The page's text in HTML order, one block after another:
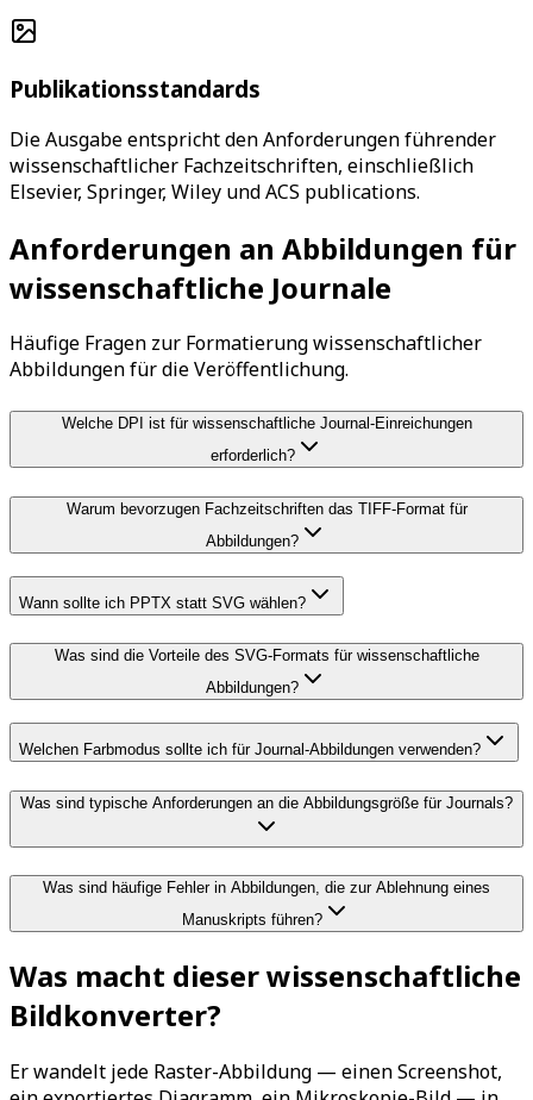
Publikationsstandards
Die Ausgabe entspricht den Anforderungen führender
wissenschaftlicher Fachzeitschriften, einschließlich
Elsevier, Springer, Wiley und ACS publications.
Anforderungen an Abbildungen für
wissenschaftliche Journale
Häufige Fragen zur Formatierung wissenschaftlicher
Abbildungen für die Veröffentlichung.
Welche DPI ist für wissenschaftliche Journal-Einreichungen
erforderlich?
Warum bevorzugen Fachzeitschriften das TIFF-Format für
Abbildungen?
Wann sollte ich PPTX statt SVG wählen?
Was sind die Vorteile des SVG-Formats für wissenschaftliche
Abbildungen?
Welchen Farbmodus sollte ich für Journal-Abbildungen verwenden?
Was sind typische Anforderungen an die Abbildungsgröße für Journals?
Was sind häufige Fehler in Abbildungen, die zur Ablehnung eines
Manuskripts führen?
Was macht dieser wissenschaftliche
Bildkonverter?
Er wandelt jede Raster-Abbildung — einen Screenshot,